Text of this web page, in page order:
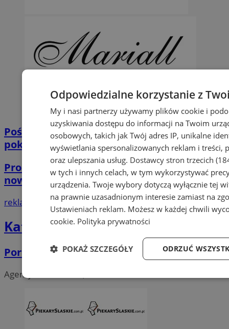
Pościel bawełniana – miękkość, którą
pokochasz!
Producent bram i ogrodzeń Śląsk oferuje
nowoczesne systemy aluminiowe
reklama
Katalog firm
Portal miejski - dział reklamy
Agencje reklamowe, PR
Odpowiedzialne korzystanie z
My i nasi partnerzy używamy plików cookie i
uzyskiwania dostępu do informacji na Twoim
osobowych, takich jak Twój adres IP, unikalne
wyświetlania spersonalizowanych reklam i treści,
oraz ulepszania usług. Dostawcy stron trzecich
w tych i innych celach, w tym wykorzystywać
urządzenia. Twoje wybory dotyczą wyłącznie tej
na prawnie uzasadnionym interesie zamiast na
Ustawieniach reklam. Możesz w każdej chwili
cookie. Polityka prywatności
ODRZUĆ
POKAŻ SZCZEGÓŁY
Niezbędne Wydajność